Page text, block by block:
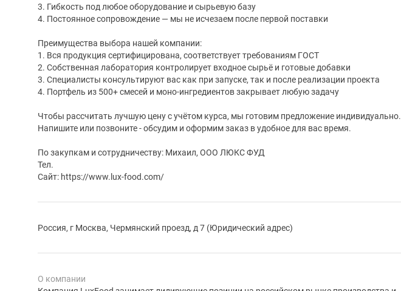
3. Гибкость под любое оборудование и сырьевую базу
4. Постоянное сопровождение — мы не исчезаем после первой поставки
Преимущества выбора нашей компании:
1. Вся продукция сертифицирована, соответствует требованиям ГОСТ
2. Собственная лаборатория контролирует входное сырьё и готовые добавки
3. Специалисты консультируют вас как при запуске, так и после реализации проекта
4. Портфель из 500+ смесей и моно-ингредиентов закрывает любую задачу
Чтобы рассчитать лучшую цену с учётом курса, мы готовим предложение индивидуально.
Напишите или позвоните - обсудим и оформим заказ в удобное для вас время.
По закупкам и сотрудничеству: Михаил, ООО ЛЮКС ФУД
Тел.
Сайт: https://www.lux-food.com/
Россия, г Москва, Чермянский проезд, д 7 (Юридический адрес)
О компании